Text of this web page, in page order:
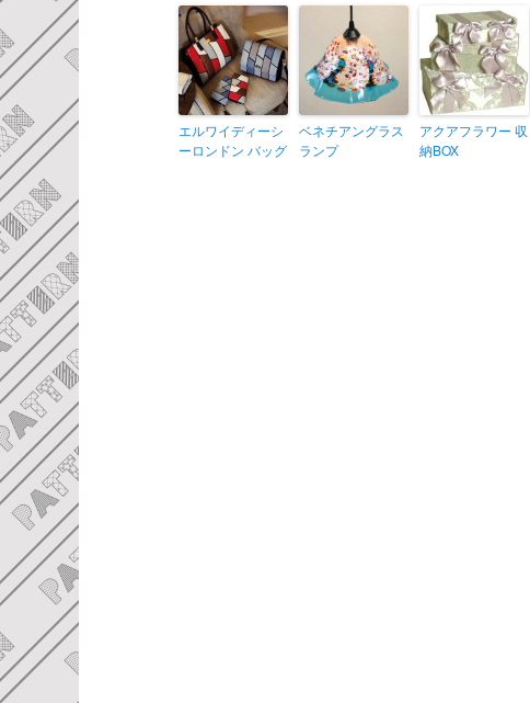
エルワイディーシ
ーロンドン バッグ
ベネチアングラス
ランプ
アクアフラワー 収
納BOX